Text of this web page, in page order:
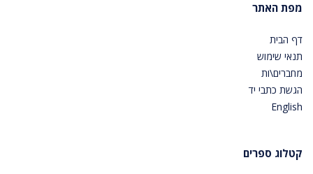
מפת האתר
דף הבית
תנאי שימוש
מחברים\ות
הגשת כתבי יד
English
קטלוג ספרים